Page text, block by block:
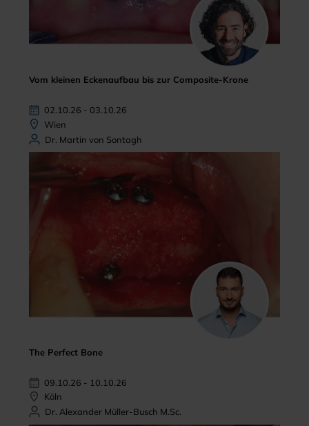
Vom kleinen Eckenaufbau bis zur Composite-Krone
02.10.26 - 03.10.26
Wien
Dr. Martin von Sontagh
The Perfect Bone
09.10.26 - 10.10.26
Köln
Dr. Alexander Müller-Busch M.Sc.